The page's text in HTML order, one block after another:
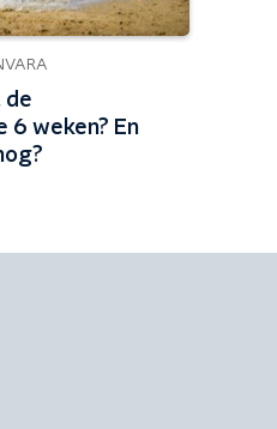
de
6 weken? En